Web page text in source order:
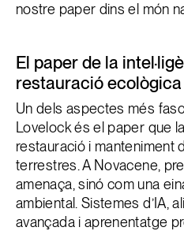
nostre paper dins el món
El paper de la
restauració ecològica
Un dels aspectes més
Lovelock és el paper que
restauració i manteniment
terrestres. A Novacene,
amenaça, sinó com una
ambiental. Sistemes d’IA,
avançada i aprenentatge